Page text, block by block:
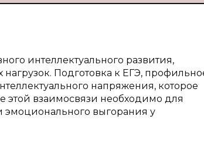
интеллектуального развития,
Подготовка к ЕГЭ,
напряжения, которое
взаимосвязи необходимо для
эмоционального выгорания у